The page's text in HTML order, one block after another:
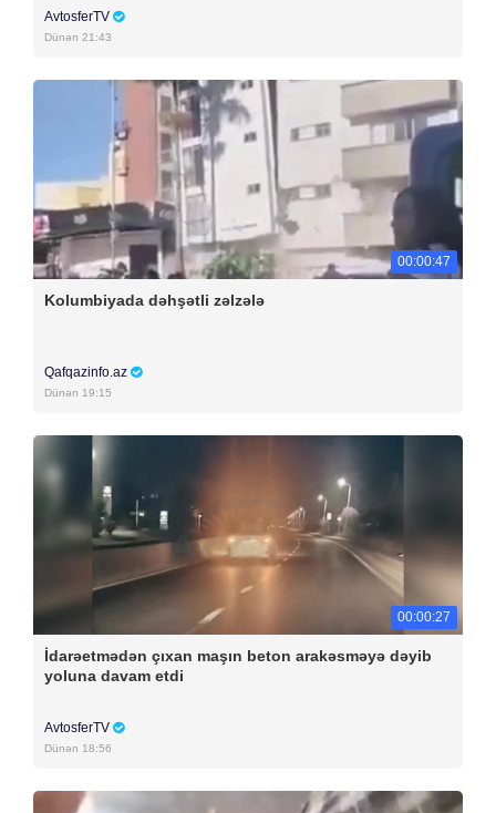
AvtosferTV
Dünən 21:43
00:00:47
Kolumbiyada dəhşətli zəlzələ
Qafqazinfo.az
Dünən 19:15
00:00:27
İdarəetmədən çıxan maşın beton arakəsməyə dəyib
yoluna davam etdi
AvtosferTV
Dünən 18:56